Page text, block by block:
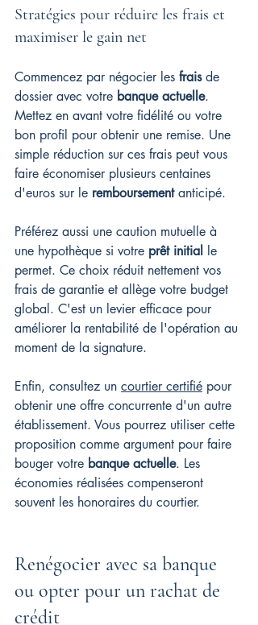
Stratégies pour réduire les frais et
maximiser le gain net
Commencez par négocier les frais de
dossier avec votre banque actuelle.
Mettez en avant votre fidélité ou votre
bon profil pour obtenir une remise. Une
simple réduction sur ces frais peut vous
faire économiser plusieurs centaines
d'euros sur le remboursement anticipé.
Préférez aussi une caution mutuelle à
une hypothèque si votre prêt initial
le
permet. Ce choix réduit nettement vos
frais de garantie et allège votre budget
global. C'est un levier efficace pour
améliorer la rentabilité de l'opération au
moment de la signature.
Enfin, consultez un courtier certifié pour
obtenir une offre concurrente d'un autre
établissement. Vous pourrez utiliser cette
proposition comme argument pour faire
bouger votre banque actuelle. Les
économies réalisées compenseront
souvent les honoraires du courtier.
Renégocier avec sa banque
ou opter pour un rachat de
crédit